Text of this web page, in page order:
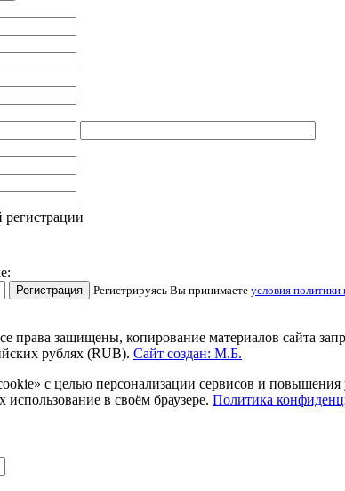
регистрации
Регистрируясь Вы принимаете условия политики
права защищены, копирование материалов сайта
рублях (RUB). Сайт создан: М.Б.
с целью персонализации сервисов и
использование в своём браузере. Политика